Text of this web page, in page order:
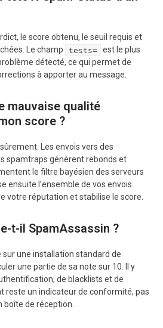
le score obtenu, le seuil requis et
Le champ
tests= est le plus
détecté, ce qui permet de
à apporter au message.
mauvaise qualité
score ?
Les envois vers des
spamtraps génèrent rebonds et
le filtre bayésien des serveurs
ensuite l’ensemble de vos envois.
votre réputation et stabilise le score.
t-il SpamAssassin ?
sur une installation standard de
une partie de sa note sur 10. Il y
de blacklists et de
reste un indicateur de conformité, pas
boîte de réception.